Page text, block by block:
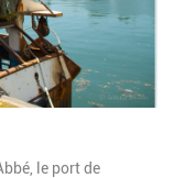
le port de